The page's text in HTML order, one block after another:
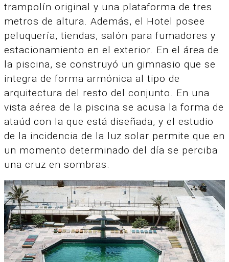
trampolín original y una plataforma de tres
metros de altura. Además, el Hotel posee
peluquería, tiendas, salón para fumadores y
estacionamiento en el exterior. En el área de
la piscina, se construyó un gimnasio que se
integra de forma armónica al tipo de
arquitectura del resto del conjunto. En una
vista aérea de la piscina se acusa la forma de
ataúd con la que está diseñada, y el estudio
de la incidencia de la luz solar permite que en
un momento determinado del día se perciba
una cruz en sombras.